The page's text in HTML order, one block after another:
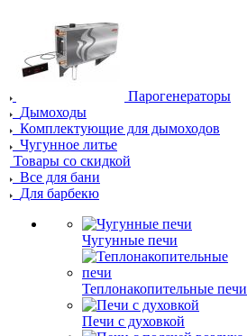
Парогенераторы
Дымоходы
Комплектующие для дымоходов
Чугунное литье
Товары со скидкой
Все для бани
Для барбекю
Чугунные печи
Теплонакопительные печи
Печи с духовкой